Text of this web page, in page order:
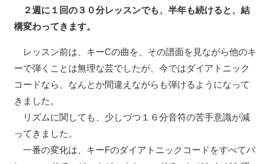
２週に１回の３０分レッスンでも、半年も続けると、結
構変わってきます。
レッスン前は、キーCの曲を、その譜面を見ながら他のキ
ーで弾くことは無理な芸でしたが、今ではダイアトニック
コードなら、なんとか間違えながらも弾けるようになって
きました。
リズムに関しても、少しづつ１６分音符の苦手意識が減
ってきました。
一番の変化は、キーFのダイアトニックコードをすべてバ